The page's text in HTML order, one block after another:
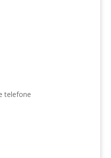
telefone